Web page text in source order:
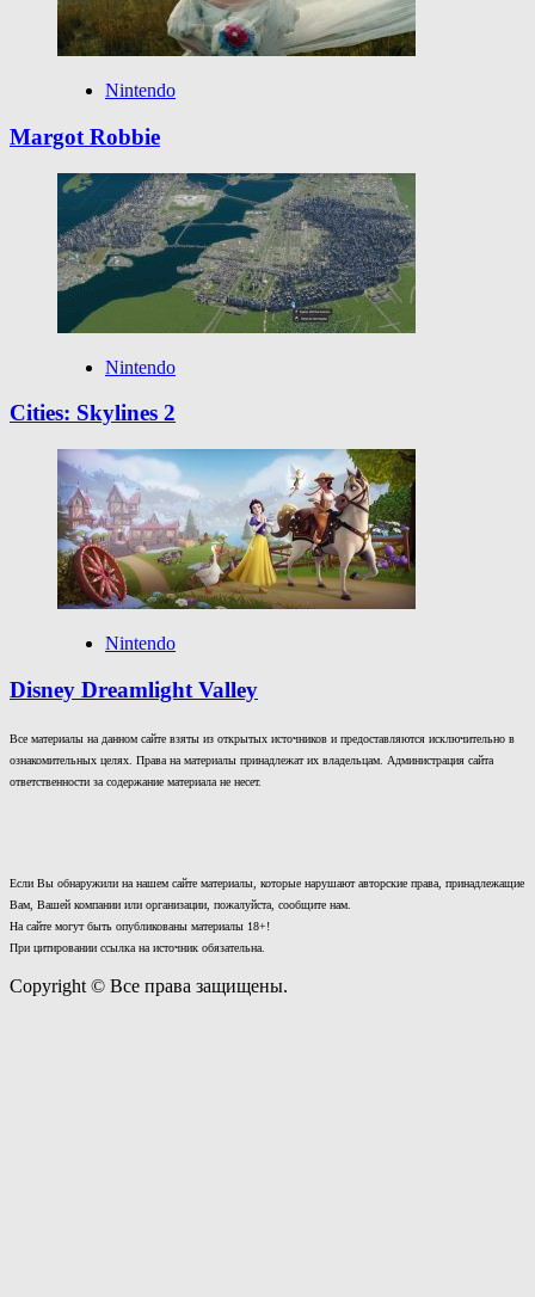
Nintendo
Margot Robbie
Nintendo
Cities: Skylines 2
Nintendo
Disney Dreamlight Valley
Все материалы на данном сайте взяты из открытых источников и предоставляются исключительно в
ознакомительных целях. Права на материалы принадлежат их владельцам. Администрация сайта
ответственности за содержание материала не несет.
Если Вы обнаружили на нашем сайте материалы, которые нарушают авторские права, принадлежащие
Вам, Вашей компании или организации, пожалуйста, сообщите нам.
На сайте могут быть опубликованы материалы 18+!
При цитировании ссылка на источник обязательна.
Copyright © Все права защищены.